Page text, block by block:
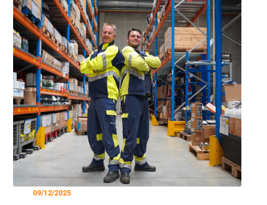
09/12/2025